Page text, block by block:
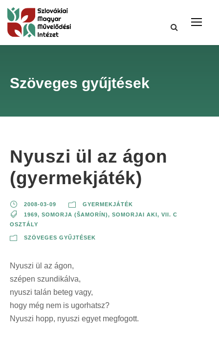
Szöveges gyűjtések
Nyuszi ül az ágon
(gyermekjáték)
2008-03-09
GYERMEKJÁTÉK
1969, SOMORJA (ŠAMORÍN), SOMORJAI AKI , VII. C
OSZTÁLY
SZÖVEGES GYŰJTÉSEK
Nyuszi ül az ágon,
szépen szundikálva,
nyuszi talán beteg vagy,
hogy még nem is ugorhatsz?
Nyuszi hopp, nyuszi egyet megfogott.